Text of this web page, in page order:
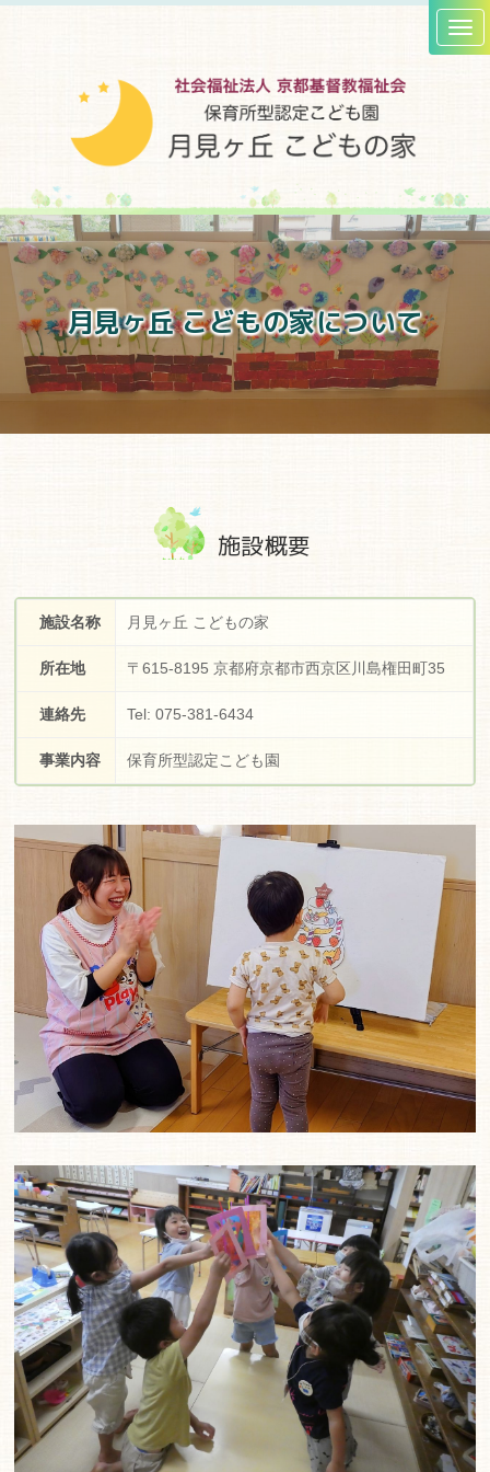
月見ヶ丘 こどもの家について
施設概要
施設名称 月見ヶ丘 こどもの家
所在地 〒615-8195 京都府京都市西京区川島権田町35
連絡先 Tel: 075-381-6434
事業内容 保育所型認定こども園